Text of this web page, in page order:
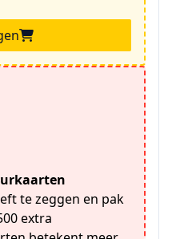
te zeggen en pak
extra